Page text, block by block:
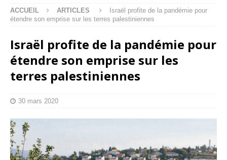
ACCUEIL ARTICLES
Israël profite de la pandémie pour
étendre son emprise sur les terres palestiniennes
Israël profite de la pandémie pour
étendre son emprise sur les
terres palestiniennes
30 mars 2020